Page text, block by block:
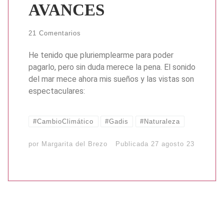
AVANCES
21 Comentarios
He tenido que pluriemplearme para poder
pagarlo, pero sin duda merece la pena. El sonido
del mar mece ahora mis sueños y las vistas son
espectaculares:
#CambioClimático #Gadis #Naturaleza
por Margarita del Brezo Publicada 27 agosto 23